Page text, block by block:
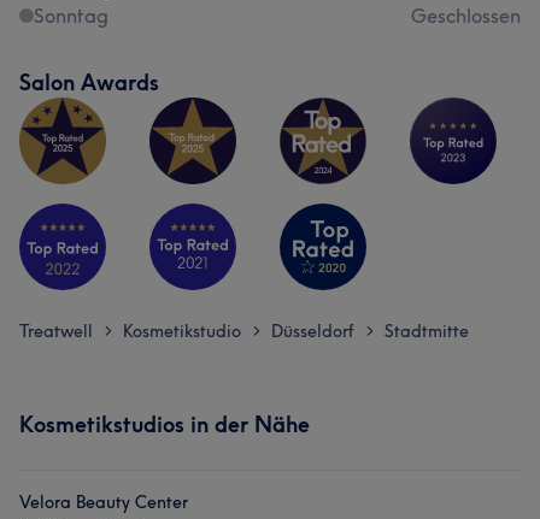
Sonntag
Geschlossen
Salon Awards
Treatwell > Kosmetikstudio > Düsseldorf > Stadtmitte
Kosmetikstudios in der Nähe
Velora Beauty Center